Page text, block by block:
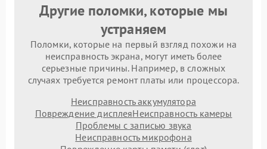
Другие поломки, которые мы
устраняем
Поломки, которые на первый взгляд похожи на
неисправность экрана, могут иметь более
серьезные причины. Например, в сложных
случаях требуется ремонт платы или процессора.
Неисправность аккумулятора
Повреждение дисплеяНеисправность камеры
Проблемы с записью звука
Неисправность микрофона